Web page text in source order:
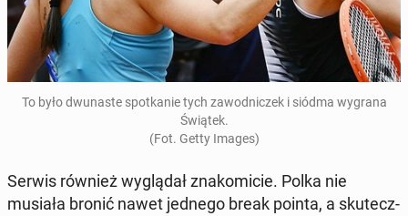
To było dwu­na­ste spo­tka­nie tych za­wod­ni­czek i siódma wygrana
Świątek.
(Fot. Getty Images)
Serwis również wy­glą­dał zna­ko­mi­cie. Polka nie
musiała bronić nawet jednego break pointa, a sku­tecz­